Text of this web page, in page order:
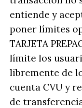
entiende y
poner límites
TARJETA
límite los
libremente de
cuenta CVU y
de